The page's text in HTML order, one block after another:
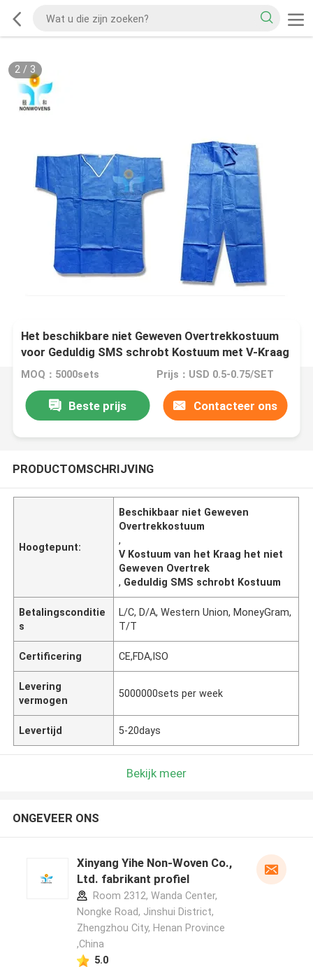
2/ 3
Het beschikbare niet Geweven Overtrekkostuum
voor Geduldig SMS schrobt Kostuum met V-Kraag
MOQ：5000sets Prijs：USD 0.5-0.75/SET
Beste prijs Contacteer ons
PRODUCTOMSCHRIJVING
Hoogtepunt:
Beschikbaar niet Geweven
Overtrekkostuum
,
V Kostuum van het Kraag het niet
Geweven Overtrek
, Geduldig SMS schrobt Kostuum
Betalingsconditie
s
L/C, D/A, Western Union, MoneyGram,
T/T
Certificering CE,FDA,ISO
Levering
vermogen
5000000sets per week
Levertijd 5-20days
Bekijk meer
ONGEVEER ONS
Xinyang Yihe Non-Woven Co.,
Ltd. fabrikant profiel
Room 2312, Wanda Center,
Nongke Road, Jinshui District,
Zhengzhou City, Henan Province
,China
5.0